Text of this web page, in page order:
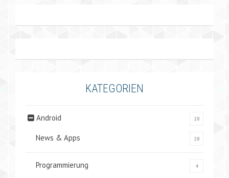
KATEGORIEN
Android 28
News & Apps 28
Programmierung 4